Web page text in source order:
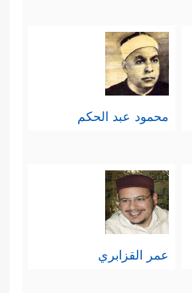
محمود عبد الحكم
عمر القزابري